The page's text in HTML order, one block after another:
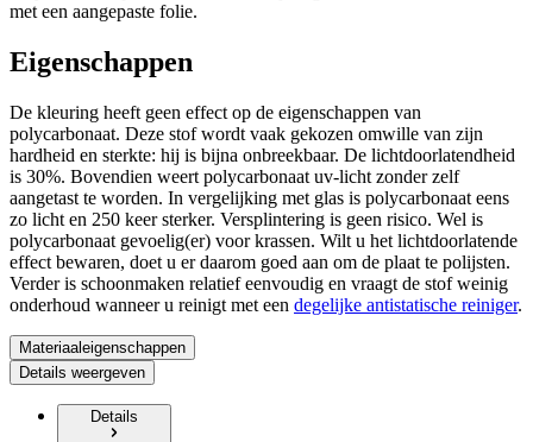
met een aangepaste folie.
Eigenschappen
De kleuring heeft geen effect op de eigenschappen van
polycarbonaat. Deze stof wordt vaak gekozen omwille van zijn
hardheid en sterkte: hij is bijna onbreekbaar. De lichtdoorlatendheid
is 30%. Bovendien weert polycarbonaat uv-licht zonder zelf
aangetast te worden. In vergelijking met glas is polycarbonaat eens
zo licht en 250 keer sterker. Versplintering is geen risico. Wel is
polycarbonaat gevoelig(er) voor krassen. Wilt u het lichtdoorlatende
effect bewaren, doet u er daarom goed aan om de plaat te polijsten.
Verder is schoonmaken relatief eenvoudig en vraagt de stof weinig
onderhoud wanneer u reinigt met een degelijke antistatische reiniger.
Materiaaleigenschappen
Details weergeven
Details